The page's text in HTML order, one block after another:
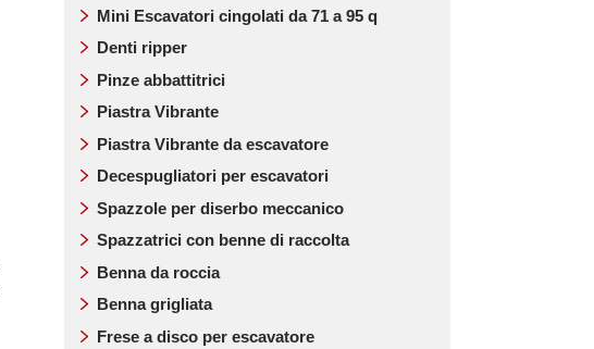
Mini Escavatori cingolati da 71 a 95 q
Denti ripper
Pinze abbattitrici
Piastra Vibrante
Piastra Vibrante da escavatore
Decespugliatori per escavatori
Spazzole per diserbo meccanico
Spazzatrici con benne di raccolta
Benna da roccia
Benna grigliata
Frese a disco per escavatore